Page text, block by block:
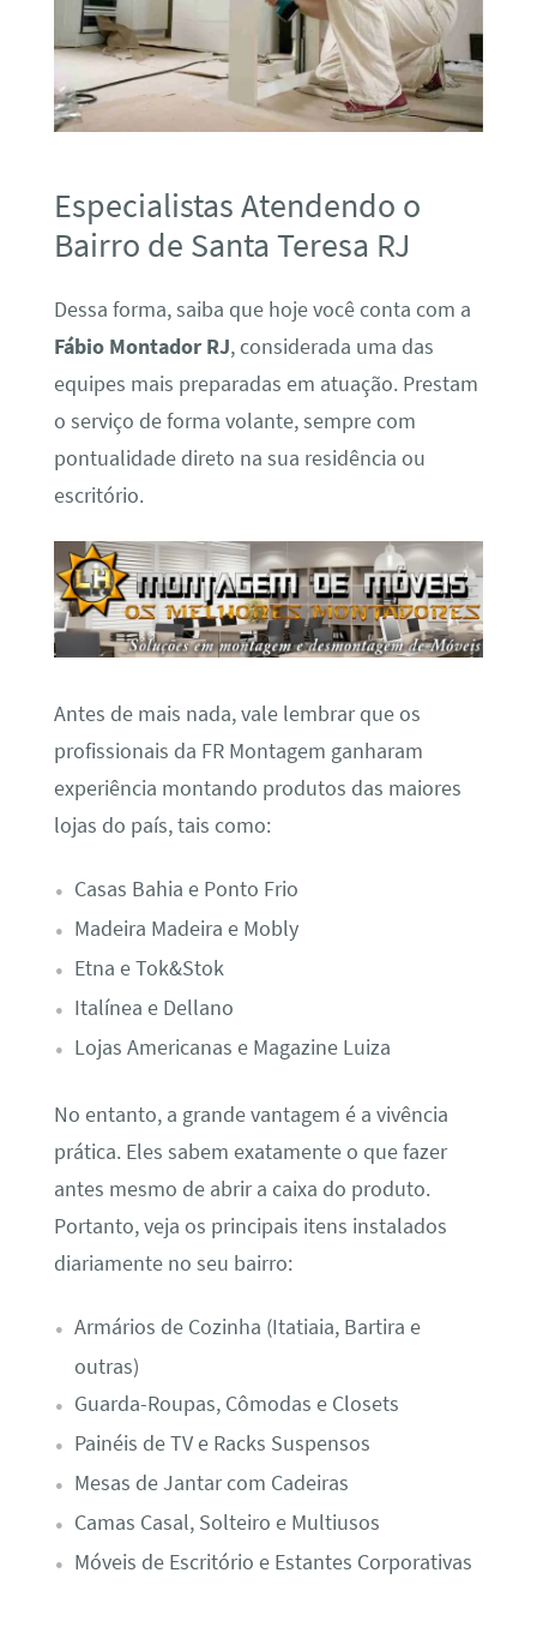
Especialistas Atendendo o
Bairro de Santa Teresa RJ
Dessa forma, saiba que hoje você conta com a
Fábio Montador RJ, considerada uma das
equipes mais preparadas em atuação. Prestam
o serviço de forma volante, sempre com
pontualidade direto na sua residência ou
escritório.
Antes de mais nada, vale lembrar que os
profissionais da FR Montagem ganharam
experiência montando produtos das maiores
lojas do país, tais como:
Casas Bahia e Ponto Frio
Madeira Madeira e Mobly
Etna e Tok&Stok
Italínea e Dellano
Lojas Americanas e Magazine Luiza
No entanto, a grande vantagem é a vivência
prática. Eles sabem exatamente o que fazer
antes mesmo de abrir a caixa do produto.
Portanto, veja os principais itens instalados
diariamente no seu bairro:
Armários de Cozinha (Itatiaia, Bartira e
outras)
Guarda-Roupas, Cômodas e Closets
Painéis de TV e Racks Suspensos
Mesas de Jantar com Cadeiras
Camas Casal, Solteiro e Multiusos
Móveis de Escritório e Estantes Corporativas